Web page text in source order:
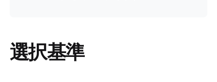
選択基準